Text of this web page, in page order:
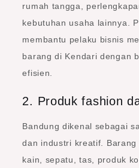
rumah tangga,
kebutuhan usaha lainnya.
membantu pelaku bisnis
barang di Kendari dengan
efisien.
2. Produk fashion
Bandung dikenal sebagai
dan industri kreatif.
kain, sepatu, tas, produk